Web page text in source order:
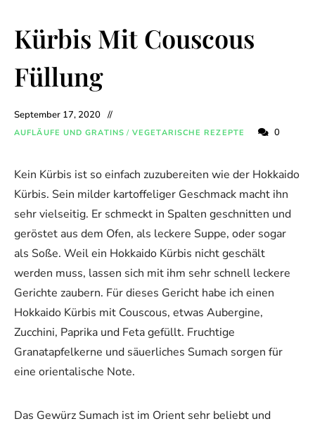
Kürbis Mit Couscous
Füllung
September 17, 2020
AUFLÄUFE UND GRATINS / VEGETARISCHE REZEPTE 0
Kein Kürbis ist so einfach zuzubereiten wie der Hokkaido
Kürbis. Sein milder kartoffeliger Geschmack macht ihn
sehr vielseitig. Er schmeckt in Spalten geschnitten und
geröstet aus dem Ofen, als leckere Suppe, oder sogar
als Soße. Weil ein Hokkaido Kürbis nicht geschält
werden muss, lassen sich mit ihm sehr schnell leckere
Gerichte zaubern. Für dieses Gericht habe ich einen
Hokkaido Kürbis mit Couscous, etwas Aubergine,
Zucchini, Paprika und Feta gefüllt. Fruchtige
Granatapfelkerne und säuerliches Sumach sorgen für
eine orientalische Note.
Das Gewürz Sumach ist im Orient sehr beliebt und